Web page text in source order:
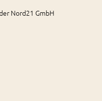
Nord21 GmbH